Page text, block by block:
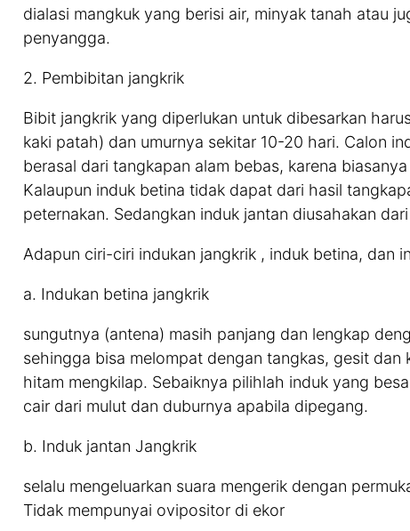
dialasi mangkuk yang berisi air, minyak tanah atau
penyangga.
2. Pembibitan jangkrik
Bibit jangkrik yang diperlukan untuk dibesarkan
kaki patah) dan umurnya sekitar 10-20 hari. Calon
berasal dari tangkapan alam bebas, karena
Kalaupun induk betina tidak dapat dari hasil
peternakan. Sedangkan induk jantan diusahakan
Adapun ciri-ciri indukan jangkrik , induk betina, dan
a. Indukan betina jangkrik
sungutnya (antena) masih panjang dan lengkap
sehingga bisa melompat dengan tangkas, gesit
hitam mengkilap. Sebaiknya pilihlah induk yang
cair dari mulut dan duburnya apabila dipegang.
b. Induk jantan Jangkrik
selalu mengeluarkan suara mengerik dengan
Tidak mempunyai ovipositor di ekor